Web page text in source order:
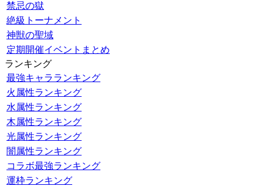
禁忌の獄
絶級トーナメント
神獣の聖域
定期開催イベントまとめ
ランキング
最強キャラランキング
火属性ランキング
水属性ランキング
木属性ランキング
光属性ランキング
闇属性ランキング
コラボ最強ランキング
運枠ランキング